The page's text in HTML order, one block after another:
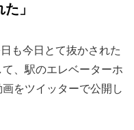
」
も今日とて抜かされた
、駅のエレベーターホ
をツイッターで公開し